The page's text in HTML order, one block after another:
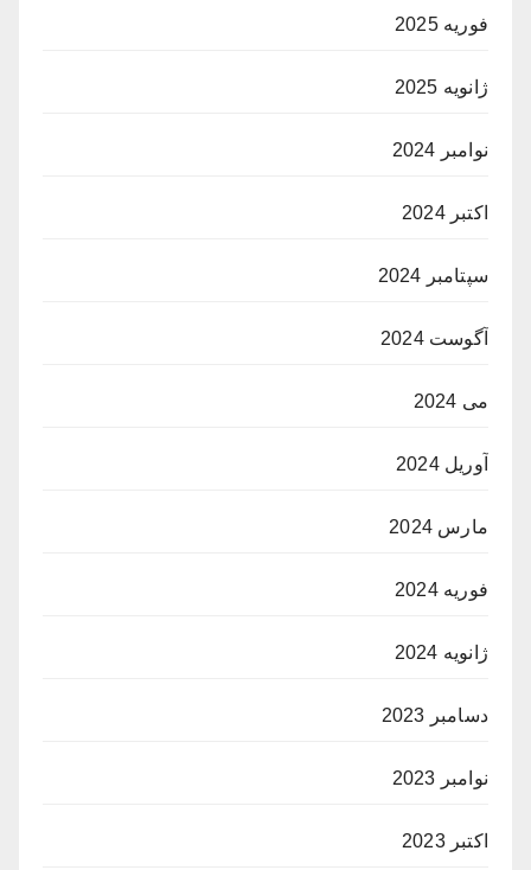
فوریه 2025
ژانویه 2025
نوامبر 2024
اکتبر 2024
سپتامبر 2024
آگوست 2024
می 2024
آوریل 2024
مارس 2024
فوریه 2024
ژانویه 2024
دسامبر 2023
نوامبر 2023
اکتبر 2023